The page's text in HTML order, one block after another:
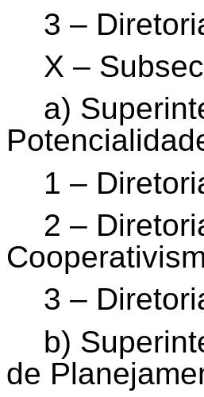
3 –
X –
a)
1 –
2 –
3 –
b)
de